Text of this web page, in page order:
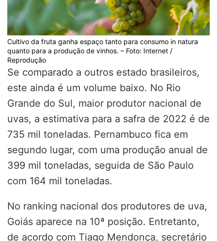
Cultivo da fruta ganha espaço tanto para consumo in natura
quanto para a produção de vinhos. – Foto: Internet /
Reprodução
Se comparado a outros estado brasileiros,
este ainda é um volume baixo. No Rio
Grande do Sul, maior produtor nacional de
uvas, a estimativa para a safra de 2022 é de
735 mil toneladas. Pernambuco fica em
segundo lugar, com uma produção anual de
399 mil toneladas, seguida de São Paulo
com 164 mil toneladas.
No ranking nacional dos produtores de uva,
Goiás aparece na 10ª posição. Entretanto,
de acordo com Tiago Mendonça, secretário